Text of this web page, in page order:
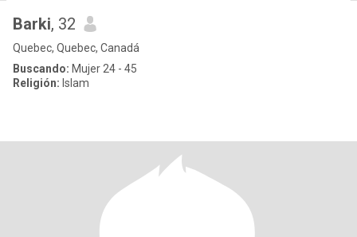
Barki, 32
Quebec, Quebec, Canadá
Buscando: Mujer 24 - 45
Religión: Islam